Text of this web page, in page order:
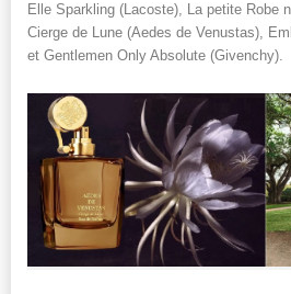
Elle Sparkling (Lacoste), La petite Robe
Cierge de Lune (Aedes de Venustas),
et Gentlemen Only Absolute (Givenchy).